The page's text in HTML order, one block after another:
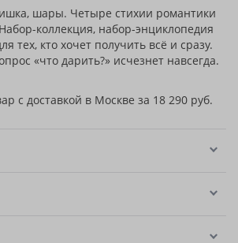
шары. Четыре стихии романтики
коллекция, набор-энциклопедия
тех, кто хочет получить всё и сразу.
«что дарить?» исчезнет навсегда.
с доставкой в Москве за 18 290 руб.